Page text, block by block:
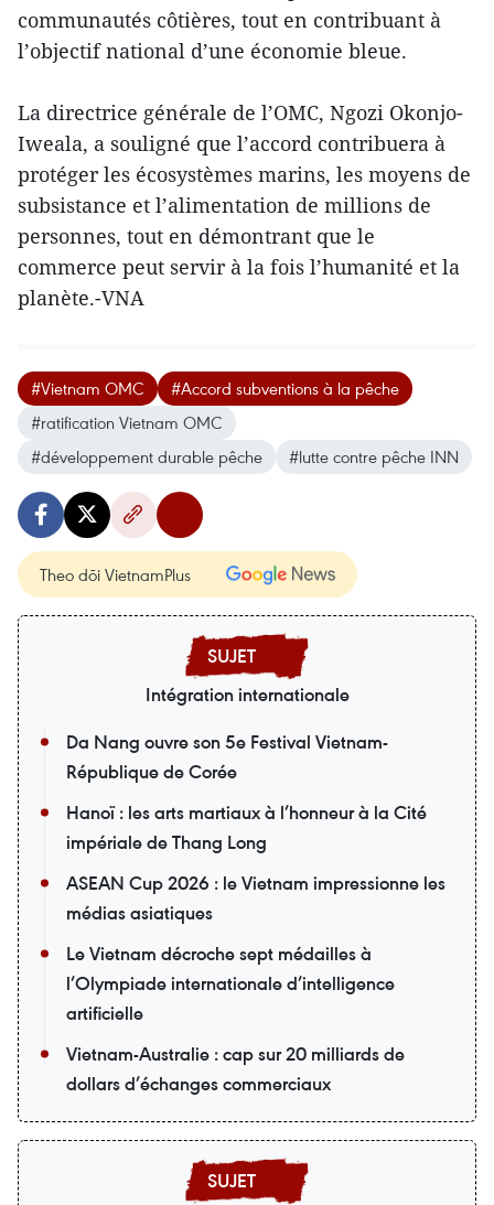
communautés côtières, tout en contribuant à
l’objectif national d’une économie bleue.
La directrice générale de l’OMC, Ngozi Okonjo-
Iweala, a souligné que l’accord contribuera à
protéger les écosystèmes marins, les moyens de
subsistance et l’alimentation de millions de
personnes, tout en démontrant que le
commerce peut servir à la fois l’humanité et la
planète.-VNA
#Vietnam OMC
#Accord subventions à la pêche
#ratification Vietnam OMC
#développement durable pêche
#lutte contre pêche INN
Theo dõi VietnamPlus
Intégration internationale
Da Nang ouvre son 5e Festival Vietnam-
République de Corée
Hanoï : les arts martiaux à l’honneur à la Cité
impériale de Thang Long
ASEAN Cup 2026 : le Vietnam impressionne les
médias asiatiques
Le Vietnam décroche sept médailles à
l’Olympiade internationale d’intelligence
artificielle
Vietnam-Australie : cap sur 20 milliards de
dollars d’échanges commerciaux